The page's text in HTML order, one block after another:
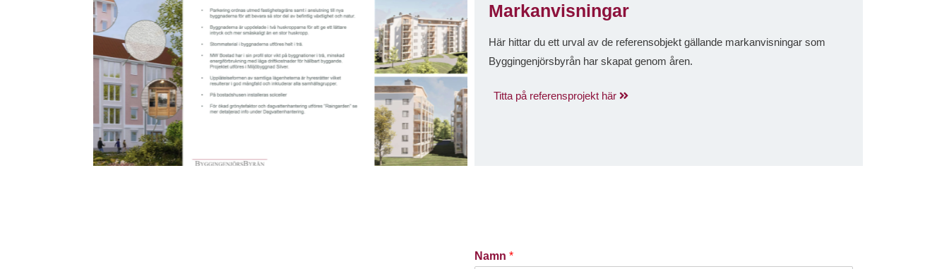
Markanvisningar
Här hittar du ett urval av de referensobjekt gällande markanvisningar som
Byggingenjörsbyrån har skapat genom åren.
Titta på referensprojekt här
Namn *